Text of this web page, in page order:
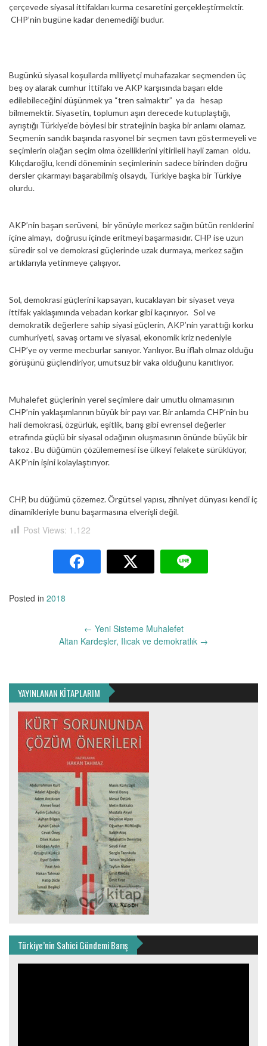
çerçevede siyasal ittifakları kurma cesaretini gerçekleştirmektir.
CHP’nin bugüne kadar denemediği budur.
Bugünkü siyasal koşullarda milliyetçi muhafazakar seçmenden üç
beş oy alarak cumhur İttifakı ve AKP karşısında başarı elde
edilebileceğini düşünmek ya “tren salmaktır” ya da hesap
bilmemektir. Siyasetin, toplumun aşırı derecede kutuplaştığı,
ayrıştığı Türkiye’de böylesi bir stratejinin başka bir anlamı olamaz.
Seçmenin sandık başında rasyonel bir seçmen tavrı göstermeyeli ve
seçimlerin olağan seçim olma özelliklerini yitirileli hayli zaman oldu.
Kılıçdaroğlu, kendi döneminin seçimlerinin sadece birinden doğru
dersler çıkarmayı başarabilmiş olsaydı, Türkiye başka bir Türkiye
olurdu.
AKP’nin başarı serüveni, bir yönüyle merkez sağın bütün renklerini
içine almayı, doğrusu içinde eritmeyi başarmasıdır. CHP ise uzun
süredir sol ve demokrasi güçlerinde uzak durmaya, merkez sağın
artıklarıyla yetinmeye çalışıyor.
Sol, demokrasi güçlerini kapsayan, kucaklayan bir siyaset veya
ittifak yaklaşımında vebadan korkar gibi kaçınıyor. Sol ve
demokratik değerlere sahip siyasi güçlerin, AKP’nin yarattığı korku
cumhuriyeti, savaş ortamı ve siyasal, ekonomik kriz nedeniyle
CHP’ye oy verme mecburlar sanıyor. Yanlıyor. Bu iflah olmaz olduğu
görüşünü güçlendiriyor, umutsuz bir vaka olduğunu kanıtlıyor.
Muhalefet güçlerinin yerel seçimlere dair umutlu olmamasının
CHP’nin yaklaşımlarının büyük bir payı var. Bir anlamda CHP’nin bu
hali demokrasi, özgürlük, eşitlik, barış gibi evrensel değerler
etrafında güçlü bir siyasal odağının oluşmasının önünde büyük bir
takoz . Bu düğümün çözülememesi ise ülkeyi felakete sürüklüyor,
AKP’nin işini kolaylaştırıyor.
CHP, bu düğümü çözemez. Örgütsel yapısı, zihniyet dünyası kendi iç
dinamikleriyle bunu başarmasına elverişli değil.
Post Views: 1.122
Posted in 2018
← Yeni Sisteme Muhalefet
Altan Kardeşler, Ilıcak ve demokratlık →
YAYINLANAN KİTAPLARIM
Türkiye’nin Sahici Gündemi Barış